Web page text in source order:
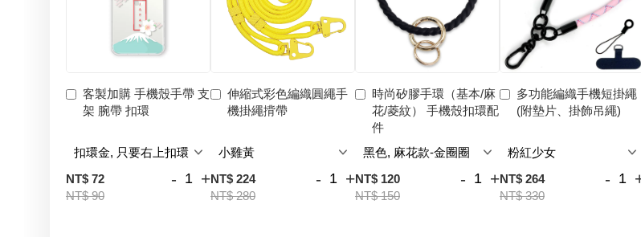
客製加購 手機殼手帶 支
架 腕帶 扣環
NT$ 72
NT$ 90
- +
伸縮式彩色編織圓繩手
機掛繩揹帶
NT$ 224
NT$ 280
- +
時尚矽膠手環（基本/麻
花/菱紋） 手機殼扣環配
件
NT$ 120
NT$ 150
- +
多功能編織手機短掛繩
(附墊片、掛飾吊繩)
NT$ 264
NT$ 330
-